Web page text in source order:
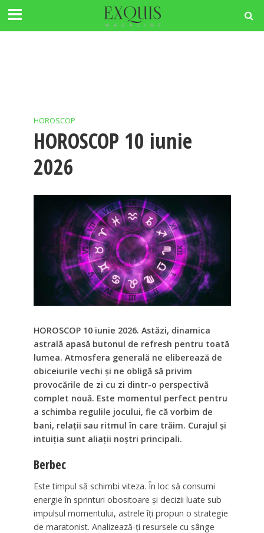
HOROSCOP
HOROSCOP 10 iunie
2026
HOROSCOP 10 iunie 2026. Astăzi, dinamica
astrală apasă butonul de refresh pentru toată
lumea. Atmosfera generală ne eliberează de
obiceiurile vechi și ne obligă să privim
provocările de zi cu zi dintr-o perspectivă
complet nouă. Este momentul perfect pentru
a schimba regulile jocului, fie că vorbim de
bani, relații sau ritmul în care trăim. Curajul și
intuiția sunt aliații noștri principali.
Berbec
Este timpul să schimbi viteza. În loc să consumi
energie în sprinturi obositoare și decizii luate sub
impulsul momentului, astrele îți propun o strategie
de maratonist. Analizează-ți resursele cu sânge